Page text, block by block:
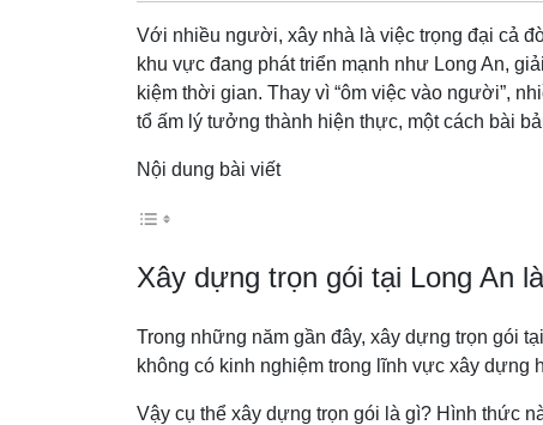
Với nhiều người, xây nhà là việc trọng đại cả
khu vực đang phát triển mạnh như Long An,
kiệm thời gian. Thay vì “ôm việc vào người”,
tổ ấm lý tưởng thành hiện thực, một cách bài
Nội dung bài viết
Xây dựng trọn gói tại Long An
Trong những năm gần đây, xây dựng trọn gói
không có kinh nghiệm trong lĩnh vực xây dựng
Vậy cụ thể xây dựng trọn gói là gì? Hình thức